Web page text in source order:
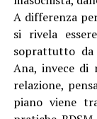
A differenza
si rivela
soprattutto
Ana, invece
relazione,
piano viene